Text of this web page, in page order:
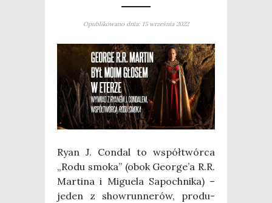
Opublikowano dnia: 15 września 2022
Ryan J. Con­dal to współ­twór­ca
„Rodu smo­ka” (obok George’a R.R.
Mar­ti­na i Migu­ela Sapoch­ni­ka) –
jeden z show­run­ne­rów, pro­du­